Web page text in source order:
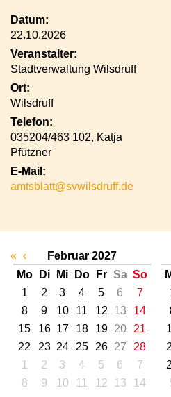
Datum:
22.10.2026
Veranstalter:
Stadtverwaltung Wilsdruff
Ort:
Wilsdruff
Telefon:
035204/463 102, Katja
Pfützner
E-Mail:
amtsblatt@svwilsdruff.de
« ‹
Februar 2027
Mo
Di Mi Do Fr Sa So
1
2 3 4 5 6
7
8
9 10 11 12 13
14
15
16 17 18 19 20
21
22
23 24 25 26 27
28
1
2 3 4 5 6
7
8
9 10 11 12 13 14